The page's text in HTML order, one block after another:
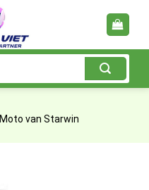
Moto van Starwin